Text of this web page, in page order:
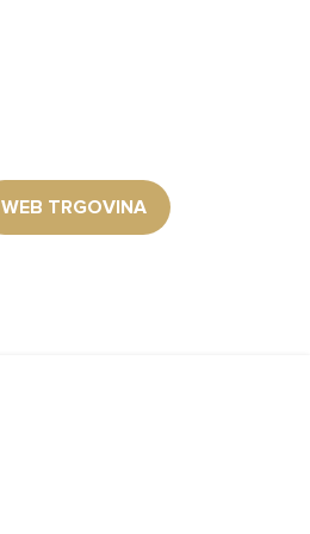
WEB TRGOVINA